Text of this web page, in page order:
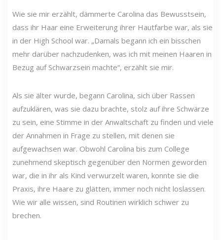
Wie sie mir erzählt, dämmerte Carolina das Bewusstsein,
dass ihr Haar eine Erweiterung ihrer Hautfarbe war, als sie
in der High School war. „Damals begann ich ein bisschen
mehr darüber nachzudenken, was ich mit meinen Haaren in
Bezug auf Schwarzsein machte“, erzählt sie mir.
Als sie älter wurde, begann Carolina, sich über Rassen
aufzuklären, was sie dazu brachte, stolz auf ihre Schwärze
zu sein, eine Stimme in der Anwaltschaft zu finden und viele
der Annahmen in Frage zu stellen, mit denen sie
aufgewachsen war. Obwohl Carolina bis zum College
zunehmend skeptisch gegenüber den Normen geworden
war, die in ihr als Kind verwurzelt waren, konnte sie die
Praxis, ihre Haare zu glätten, immer noch nicht loslassen.
Wie wir alle wissen, sind Routinen wirklich schwer zu
brechen.